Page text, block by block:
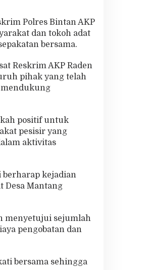
Polres Bintan AKP
dan tokoh adat
bersama.
Reskrim AKP Raden
pihak yang telah
mendukung
positif untuk
pesisir yang
aktivitas
berharap kejadian
Desa Mantang
menyetujui sejumlah
pengobatan dan
bersama sehingga